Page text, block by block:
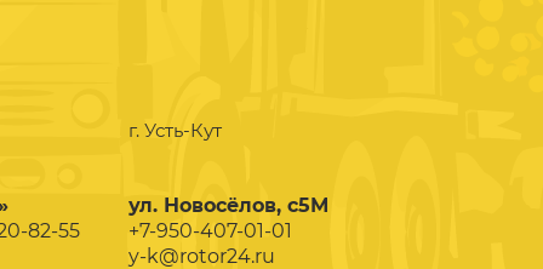
82-55
г. Усть-Кут
ул. Новосёлов, с5М
+7-950-407-01-01
y-k@rotor24.ru